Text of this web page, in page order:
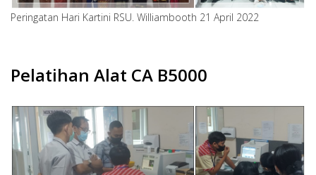
Peringatan Hari Kartini RSU. Williambooth 21 April 2022
Pelatihan Alat CA B5000